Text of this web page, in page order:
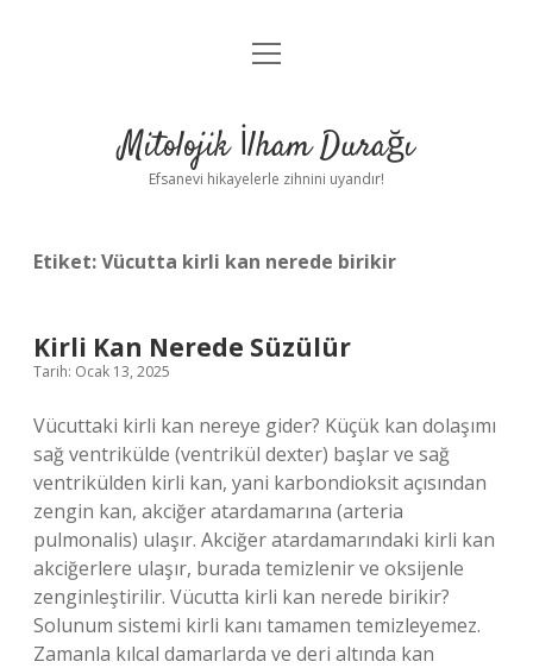
Anasayfa
Yasal Uyarı
menüyü
Mitolojik İlham Durağı
Efsanevi hikayelerle zihnini uyandır!
Etiket:Vücutta kirli kan nerede birikir
Kirli Kan Nerede Süzülür
Tarih: Ocak 13, 2025
Vücuttaki kirli kan nereye gider? Küçük kan dolaşımı
sağ ventrikülde (ventrikül dexter) başlar ve sağ
ventrikülden kirli kan, yani karbondioksit açısından
zengin kan, akciğer atardamarına (arteria
pulmonalis) ulaşır. Akciğer atardamarındaki kirli kan
akciğerlere ulaşır, burada temizlenir ve oksijenle
zenginleştirilir. Vücutta kirli kan nerede birikir?
Solunum sistemi kirli kanı tamamen temizleyemez.
Zamanla kılcal damarlarda ve deri altında kan